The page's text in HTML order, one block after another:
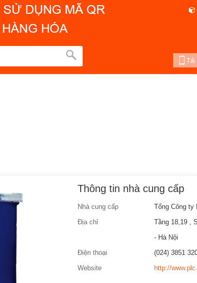
Thông tin nhà cung cấp
Nhà cung cấp
Tổng Công ty
Địa chỉ
Tầng 18,19 ,
- Hà Nội
Điện thoại
(024) 3851
Website
http://